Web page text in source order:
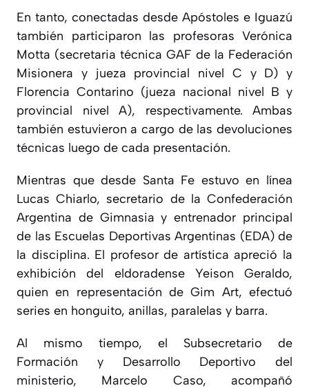
En tanto, conectadas desde Apóstoles e Iguazú
también participaron las profesoras Verónica
Motta (secretaria técnica GAF de la Federación
Misionera y jueza provincial nivel C y D) y
Florencia Contarino (jueza nacional nivel B y
provincial nivel A), respectivamente. Ambas
también estuvieron a cargo de las devoluciones
técnicas luego de cada presentación.
Mientras que desde Santa Fe estuvo en línea
Lucas Chiarlo, secretario de la Confederación
Argentina de Gimnasia y entrenador principal
de las Escuelas Deportivas Argentinas (EDA) de
la disciplina. El profesor de artística apreció la
exhibición del eldoradense Yeison Geraldo,
quien en representación de Gim Art, efectuó
series en honguito, anillas, paralelas y barra.
Al mismo tiempo, el Subsecretario de
Formación y Desarrollo Deportivo del
ministerio, Marcelo Caso, acompañó